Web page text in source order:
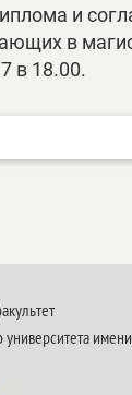
и
в
в 18.00.
университета